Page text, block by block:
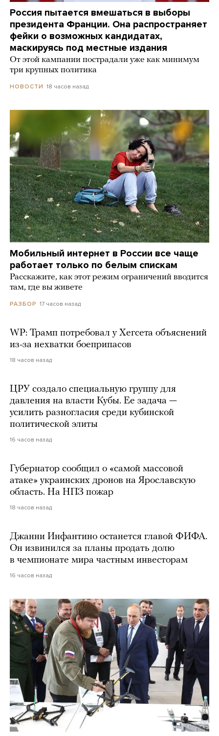
Россия пытается вмешаться в выборы
президента Франции. Она распространяет
фейки о возможных кандидатах,
маскируясь под местные издания
От этой кампании пострадали уже как минимум
три крупных политика
НОВОСТИ 18 часов назад
Мобильный интернет в России все чаще
работает только по белым спискам
Расскажите, как этот режим ограничений вводится
там, где вы живете
РАЗБОР 17 часов назад
WP: Трамп потребовал у Хегсета объяснений
из-за нехватки боеприпасов
18 часов назад
ЦРУ создало специальную группу для
давления на власти Кубы. Ее задача —
усилить разногласия среди кубинской
политической элиты
16 часов назад
Губернатор сообщил о «самой массовой
атаке» украинских дронов на Ярославскую
область. На НПЗ пожар
18 часов назад
Джанни Инфантино останется главой ФИФА.
Он извинился за планы продать долю
в чемпионате мира частным инвесторам
16 часов назад